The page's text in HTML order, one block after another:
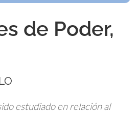
de Poder,
estudiado en relación al